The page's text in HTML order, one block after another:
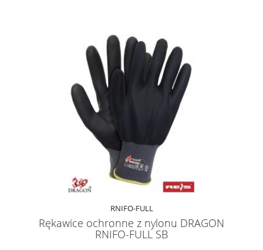
RNIFO-FULL
Rękawice ochronne z nylonu DRAGON
RNIFO-FULL SB